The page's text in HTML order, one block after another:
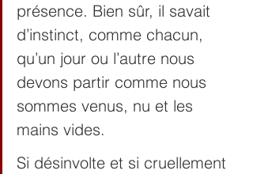
présence. Bien sûr, il savait
d’instinct, comme chacun,
qu’un jour ou l’autre nous
devons partir comme nous
sommes venus, nu et les
mains vides.
Si désinvolte et si cruellement